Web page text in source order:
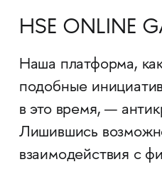
HSE ONLINE
Наша платформа,
подобные
в это время, —
Лишившись
взаимодействия с